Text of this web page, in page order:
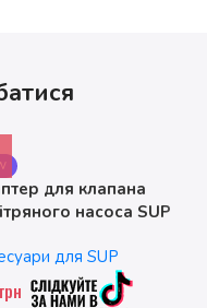
для клапана
насоса SUP
для SUP
грн